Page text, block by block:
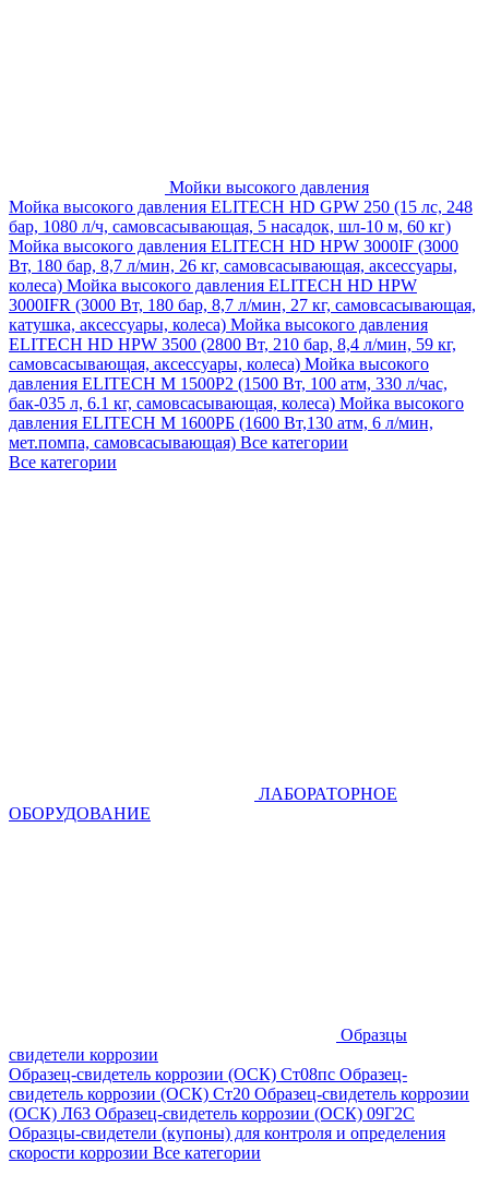
Мойки высокого давления
Мойка высокого давления ELITECH HD GPW 250 (15 лс, 248
бар, 1080 л/ч, самовсасывающая, 5 насадок, шл-10 м, 60 кг)
Мойка высокого давления ELITECH HD HPW 3000IF (3000
Вт, 180 бар, 8,7 л/мин, 26 кг, самовсасывающая, аксессуары,
колеса) Мойка высокого давления ELITECH HD HPW
3000IFR (3000 Вт, 180 бар, 8,7 л/мин, 27 кг, самовсасывающая,
катушка, аксессуары, колеса) Мойка высокого давления
ELITECH HD HPW 3500 (2800 Вт, 210 бар, 8,4 л/мин, 59 кг,
самовсасывающая, аксессуары, колеса) Мойка высокого
давления ELITECH M 1500P2 (1500 Вт, 100 атм, 330 л/час,
бак-035 л, 6.1 кг, самовсасывающая, колеса) Мойка высокого
давления ELITECH М 1600РБ (1600 Вт,130 атм, 6 л/мин,
мет.помпа, самовсасывающая) Все категории
Все категории
ЛАБОРАТОРНОЕ
ОБОРУДОВАНИЕ
Образцы
свидетели коррозии
Образец-свидетель коррозии (ОСК) Ст08пс Образец-
свидетель коррозии (ОСК) Ст20 Образец-свидетель коррозии
(ОСК) Л63 Образец-свидетель коррозии (ОСК) 09Г2С
Образцы-свидетели (купоны) для контроля и определения
скорости коррозии Все категории